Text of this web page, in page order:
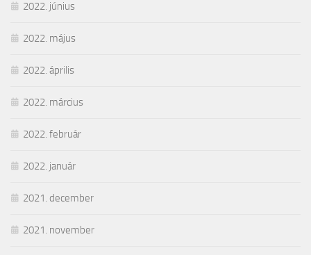
2022. június
2022. május
2022. április
2022. március
2022. február
2022. január
2021. december
2021. november